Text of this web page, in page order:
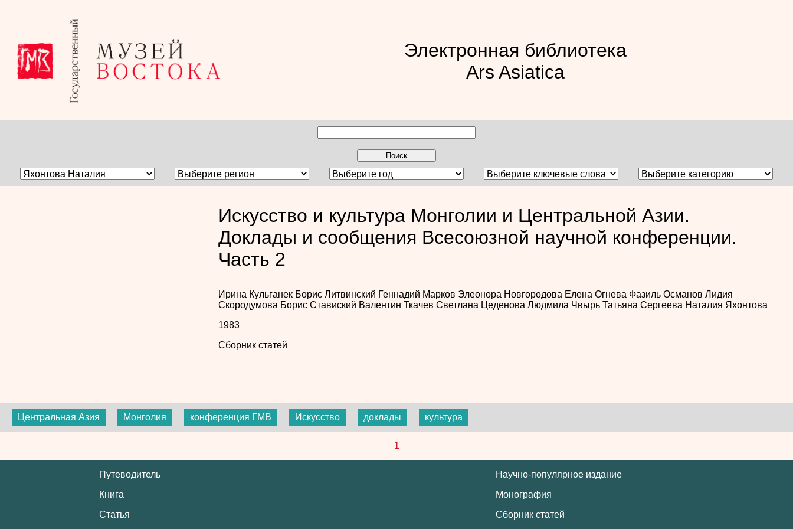
Электронная библиотека
Ars Asiatica
Искусство и культура Монголии и Центральной Азии.
Доклады и сообщения Всесоюзной научной конференции.
Часть 2
Ирина Кульганек Борис Литвинский Геннадий Марков Элеонора Новгородова Елена Огнева Фазиль Османов Лидия
Скородумова Борис Ставиский Валентин Ткачев Светлана Цеденова Людмила Чвырь Татьяна Сергеева Наталия Яхонтова
1983
Сборник статей
Центральная Азия Монголия конференция ГМВ Искусство доклады культура
1
Путеводитель
Книга
Статья
Научно-популярное издание
Монография
Сборник статей